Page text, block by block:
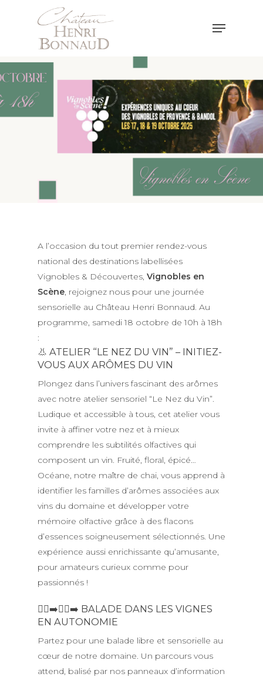
A l’occasion du tout premier rendez-vous
national des destinations labellisées
Vignobles & Découvertes, Vignobles en
Scène, rejoignez nous pour une journée
sensorielle au Château Henri Bonnaud. Au
programme, samedi 18 octobre de 10h à 18h
:
👃 ATELIER “LE NEZ DU VIN” – INITIEZ-
VOUS AUX ARÔMES DU VIN
Plongez dans l’univers fascinant des arômes
avec notre atelier sensoriel “Le Nez du Vin”.
Ludique et accessible à tous, cet atelier vous
invite à affiner votre nez et à mieux
comprendre les subtilités olfactives qui
composent un vin. Fruité, floral, épicé…
Océane, notre maître de chai, vous apprend à
identifier les familles d’arômes associées aux
vins du domaine et développer votre
mémoire olfactive grâce à des flacons
d’essences soigneusement sélectionnés. Une
expérience aussi enrichissante qu’amusante,
pour amateurs curieux comme pour
passionnés !
🚶‍♀️‍➡️🚶‍♂️‍➡️ BALADE DANS LES VIGNES
EN AUTONOMIE
Partez pour une balade libre et sensorielle au
cœur de notre domaine. Un parcours vous
attend, balisé par nos panneaux d’information